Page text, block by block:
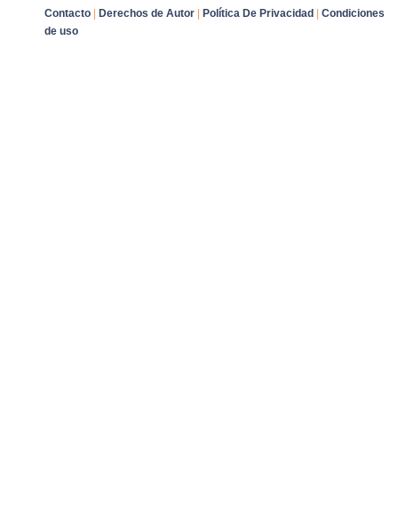
Contacto | Derechos de Autor | Política De Privacidad | Condiciones
de uso